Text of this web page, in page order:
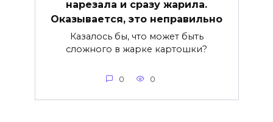
нарезала и сразу жарила.
Оказывается, это неправильно
Казалось бы, что может быть
сложного в жарке картошки?
0 0